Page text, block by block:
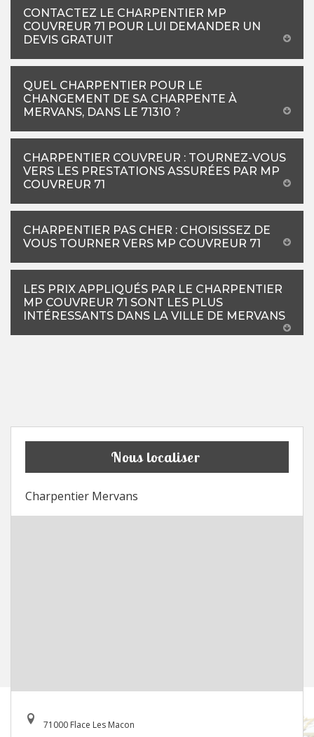
CONTACTEZ LE CHARPENTIER MP
COUVREUR 71 POUR LUI DEMANDER UN
DEVIS GRATUIT
QUEL CHARPENTIER POUR LE
CHANGEMENT DE SA CHARPENTE À
MERVANS, DANS LE 71310 ?
CHARPENTIER COUVREUR : TOURNEZ-VOUS
VERS LES PRESTATIONS ASSURÉES PAR MP
COUVREUR 71
CHARPENTIER PAS CHER : CHOISISSEZ DE
VOUS TOURNER VERS MP COUVREUR 71
LES PRIX APPLIQUÉS PAR LE CHARPENTIER
MP COUVREUR 71 SONT LES PLUS
INTÉRESSANTS DANS LA VILLE DE MERVANS
Nous localiser
Charpentier Mervans
71000 Flace Les Macon